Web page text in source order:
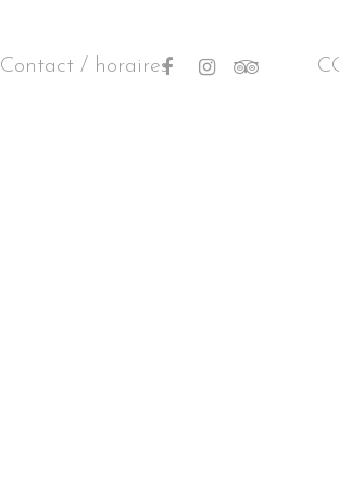
Contact / horairesfacebookinstagramtripadvisor